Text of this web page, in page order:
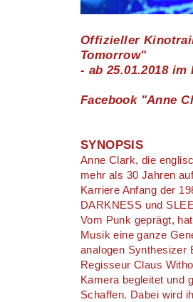
Offizieller
Tomorrow"
- ab 25.01.2018 im
Facebook "Anne
SYNOPSIS
Anne Clark, die
mehr als 30 Jahren
Karriere Anfang der
DARKNESS und
Vom Punk geprägt,
Musik eine ganze
analogen Synthesizer
Regisseur Claus
Kamera begleitet und
Schaffen. Dabei wird